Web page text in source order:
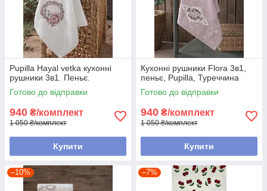
Pupilla Hayal vetka кухонні
рушники 3в1. Пеньє.
Готово до відправки
940 ₴/комплект
1 050 ₴/комплект
Купити
Кухонні рушники Flora 3в1,
пеньє, Pupilla, Туреччина
Готово до відправки
940 ₴/комплект
1 050 ₴/комплект
Купити
–10% –7%